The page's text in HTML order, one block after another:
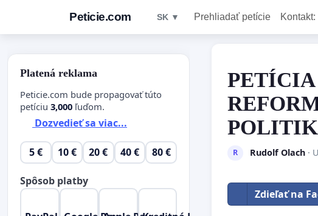
Peticie.com SK ▼ Prehliadať petície Kontakt:
R Rudolf Olach·
Zdieľať na
Platená reklama
Peticie.com bude propagovať túto
petíciu 3,000 ľuďom.
Dozvedieť sa viac...
5 € 10 € 20 € 40 € 80 €
Spôsob platby